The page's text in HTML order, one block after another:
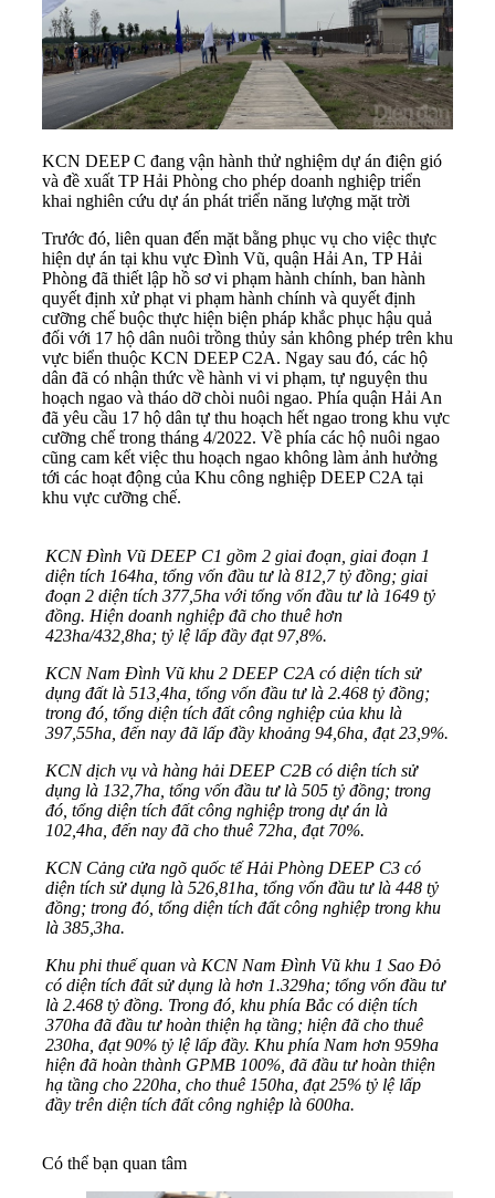
KCN DEEP C đang vận hành thử nghiệm dự án điện gió
và đề xuất TP Hải Phòng cho phép doanh nghiệp triển
khai nghiên cứu dự án phát triển năng lượng mặt trời
Trước đó, liên quan đến mặt bằng phục vụ cho việc thực
hiện dự án tại khu vực Đình Vũ, quận Hải An, TP Hải
Phòng đã thiết lập hồ sơ vi phạm hành chính, ban hành
quyết định xử phạt vi phạm hành chính và quyết định
cưỡng chế buộc thực hiện biện pháp khắc phục hậu quả
đối với 17 hộ dân nuôi trồng thủy sản không phép trên khu
vực biển thuộc KCN DEEP C2A. Ngay sau đó, các hộ
dân đã có nhận thức về hành vi vi phạm, tự nguyện thu
hoạch ngao và tháo dỡ chòi nuôi ngao. Phía quận Hải An
đã yêu cầu 17 hộ dân tự thu hoạch hết ngao trong khu vực
cưỡng chế trong tháng 4/2022. Về phía các hộ nuôi ngao
cũng cam kết việc thu hoạch ngao không làm ảnh hưởng
tới các hoạt động của Khu công nghiệp DEEP C2A tại
khu vực cưỡng chế.
KCN Đình Vũ DEEP C1 gồm 2 giai đoạn, giai đoạn 1
diện tích 164ha, tổng vốn đầu tư là 812,7 tỷ đồng; giai
đoạn 2 diện tích 377,5ha với tổng vốn đầu tư là 1649 tỷ
đồng. Hiện doanh nghiệp đã cho thuê hơn
423ha/432,8ha; tỷ lệ lấp đầy đạt 97,8%.
KCN Nam Đình Vũ khu 2 DEEP C2A có diện tích sử
dụng đất là 513,4ha, tổng vốn đầu tư là 2.468 tỷ đồng;
trong đó, tổng diện tích đất công nghiệp của khu là
397,55ha, đến nay đã lấp đầy khoảng 94,6ha, đạt 23,9%.
KCN dịch vụ và hàng hải DEEP C2B có diện tích sử
dụng là 132,7ha, tổng vốn đầu tư là 505 tỷ đồng; trong
đó, tổng diện tích đất công nghiệp trong dự án là
102,4ha, đến nay đã cho thuê 72ha, đạt 70%.
KCN Cảng cửa ngõ quốc tế Hải Phòng DEEP C3 có
diện tích sử dụng là 526,81ha, tổng vốn đầu tư là 448 tỷ
đồng; trong đó, tổng diện tích đất công nghiệp trong khu
là 385,3ha.
Khu phi thuế quan và KCN Nam Đình Vũ khu 1 Sao Đỏ
có diện tích đất sử dụng là hơn 1.329ha; tổng vốn đầu tư
là 2.468 tỷ đồng. Trong đó, khu phía Bắc có diện tích
370ha đã đầu tư hoàn thiện hạ tầng; hiện đã cho thuê
230ha, đạt 90% tỷ lệ lấp đầy. Khu phía Nam hơn 959ha
hiện đã hoàn thành GPMB 100%, đã đầu tư hoàn thiện
hạ tầng cho 220ha, cho thuê 150ha, đạt 25% tỷ lệ lấp
đầy trên diện tích đất công nghiệp là 600ha.
Có thể bạn quan tâm